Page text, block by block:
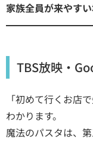
家族全員が来やす
TBS放映・
「初めて行くお店
わかります。
魔法のパスタは、